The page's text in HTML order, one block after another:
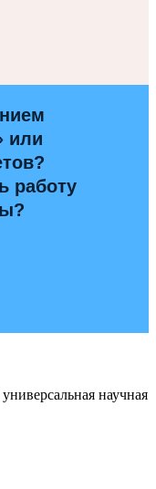
или
работу
научная